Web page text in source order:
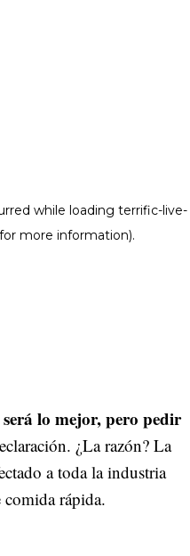
lo mejor, pero pedir
¿La razón? La
a toda la industria
comida rápida.